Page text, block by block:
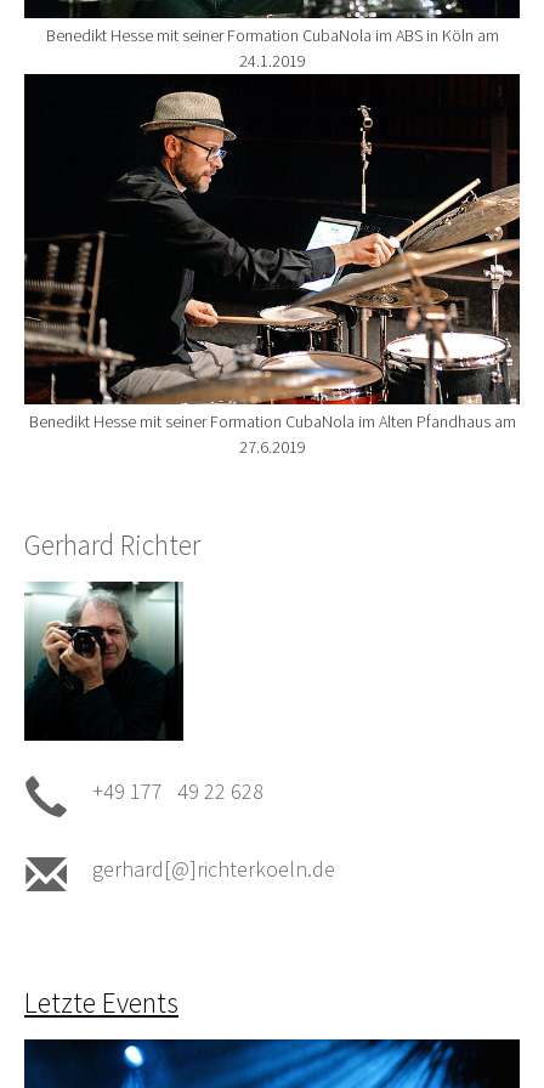
Benedikt Hesse mit seiner Formation CubaNola im ABS in Köln am
24.1.2019
Show larger version for:
Benedikt Hesse mit seiner Formation CubaNola im Alten Pfandhaus am
27.6.2019
Gerhard Richter
+49 177 49 22 628
gerhard[@]richterkoeln.de
Letzte Events